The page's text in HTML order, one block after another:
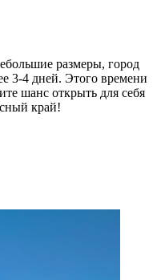
размеры, город
3-4 дней. Этого времени
шанс открыть для себя
край!